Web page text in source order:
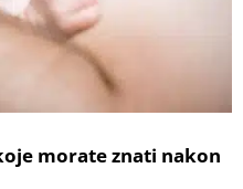
morate znati nakon